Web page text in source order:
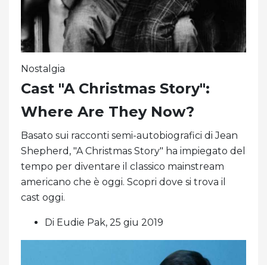
Nostalgia
Cast "A Christmas Story":
Where Are They Now?
Basato sui racconti semi-autobiografici di Jean
Shepherd, "A Christmas Story" ha impiegato del
tempo per diventare il classico mainstream
americano che è oggi. Scopri dove si trova il
cast oggi.
Di Eudie Pak, 25 giu 2019